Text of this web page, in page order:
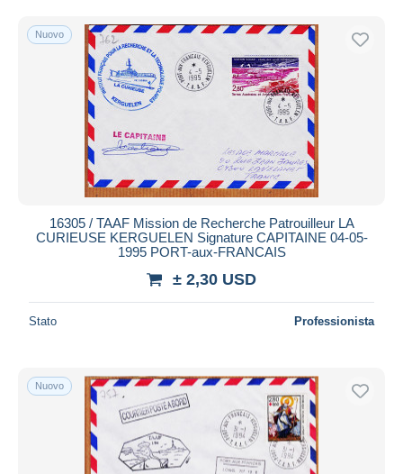
Nuovo
16305 / TAAF Mission de Recherche Patrouilleur LA
CURIEUSE KERGUELEN Signature CAPITAINE 04-05-
1995 PORT-aux-FRANCAIS
± 2,30 USD
Stato Professionista
Nuovo